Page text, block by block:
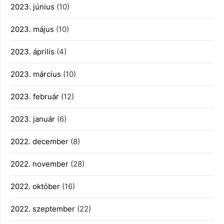
2023. június (10)
2023. május (10)
2023. április (4)
2023. március (10)
2023. február (12)
2023. január (6)
2022. december (8)
2022. november (28)
2022. október (16)
2022. szeptember (22)